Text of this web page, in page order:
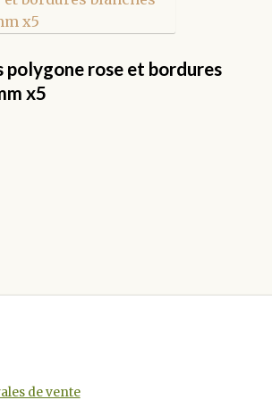
options
être
choisies
polygone rose et bordures
x5
de vente